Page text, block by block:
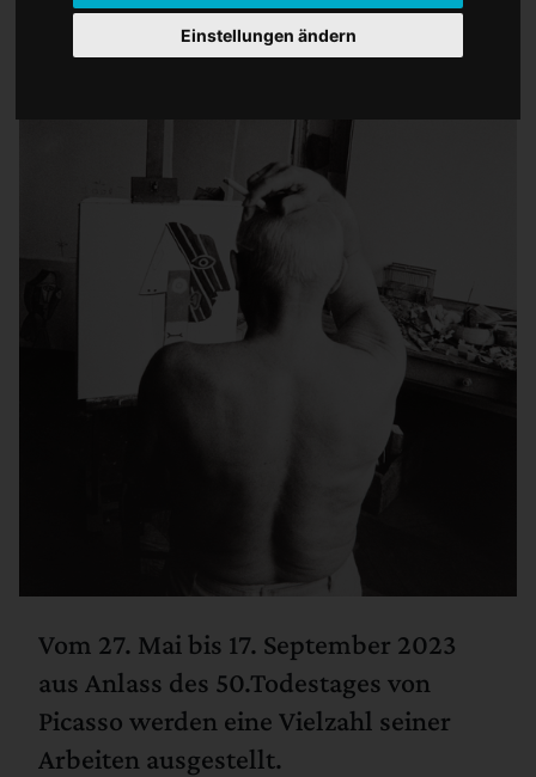
Einstellungen ändern
Vom 27. Mai bis 17. September 2023
aus Anlass des 50.Todestages von
Picasso werden eine Vielzahl seiner
Arbeiten ausgestellt.